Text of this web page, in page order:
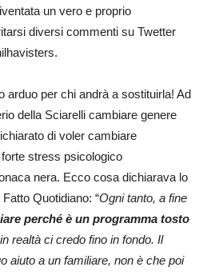
un vero e proprio
diversi commenti su Twetter
arduo per chi andrà a sostituirla! Ad
della Sciarelli cambiare genere
di voler cambiare
stress psicologico
nera. Ecco cosa dichiarava lo
Quotidiano: “Ogni tanto, a fine
perché è un programma tosto
realtà ci credo fino in fondo. Il
aiuto a un familiare, non è che poi